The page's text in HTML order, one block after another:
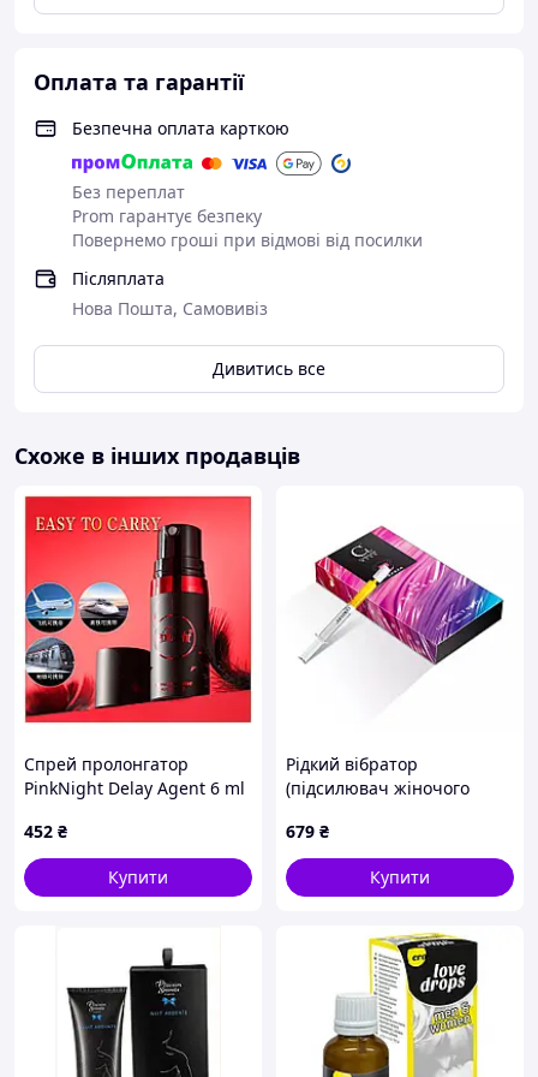
*Зробляємо без вихідних;
*Замовлення можна оформити через
Viber/WhatsApp/Telegram
Оплата та гарантії
Безпечна оплата карткою
Без переплат
Prom гарантує безпеку
Повернемо гроші при відмові від посилки
Післяплата
Нова Пошта, Самовивіз
Дивитись все
Схоже в інших продавців
Спрей пролонгатор
PinkNight Delay Agent 6 ml
452 ₴
Купити
Рідкий вібратор
(підсилювач жіночого
679 ₴
Купити